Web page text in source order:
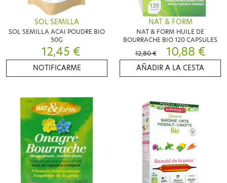
SOL SEMILLA
SOL SEMILLA ACAI POUDRE BIO
50G
12,45 €
NOTIFICARME
NAT & FORM
NAT & FORM HUILE DE
BOURRACHE BIO 120 CAPSULES
12,80 €
10,88 €
AÑADIR A LA CESTA